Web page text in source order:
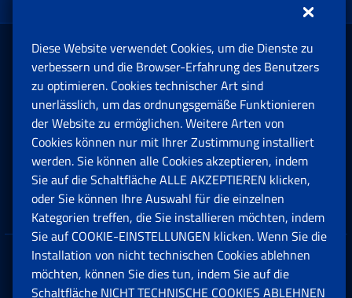
Rente und Sozialversicherung
Arbeit
Beihilfen, Subventionen und Entschädigungen
Unternehmen und Freiberufler
Datenschutz
Diese Website verwendet Cookies, um die Dienste zu
verbessern und die Browser-Erfahrung des Benutzers
zu optimieren. Cookies technischer Art sind
unerlässlich, um das ordnungsgemäße Funktionieren
der Website zu ermöglichen. Weitere Arten von
Cookies können nur mit Ihrer Zustimmung installiert
werden. Sie können alle Cookies akzeptieren, indem
Sie auf die Schaltfläche ALLE AKZEPTIEREN klicken,
oder Sie können Ihre Auswahl für die einzelnen
Kategorien treffen, die Sie installieren möchten, indem
Sie auf COOKIE-EINSTELLUNGEN klicken. Wenn Sie die
Installation von nicht technischen Cookies ablehnen
möchten, können Sie dies tun, indem Sie auf die
Schaltfläche NICHT TECHNISCHE COOKIES ABLEHNEN